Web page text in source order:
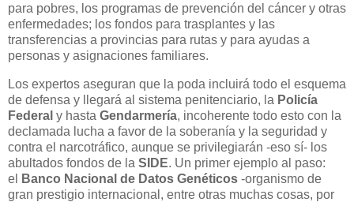
para pobres, los programas de prevención del cáncer y otras
enfermedades; los fondos para trasplantes y las
transferencias a provincias para rutas y para ayudas a
personas y asignaciones familiares.
Los expertos aseguran que la poda incluirá todo el esquema
de defensa y llegará al sistema penitenciario, la Policía
Federal y hasta Gendarmería, incoherente todo esto con la
declamada lucha a favor de la soberanía y la seguridad y
contra el narcotráfico, aunque se privilegiarán -eso sí- los
abultados fondos de la SIDE. Un primer ejemplo al paso:
el
Banco Nacional de Datos Genéticos -organismo de
gran prestigio internacional, entre otras muchas cosas, por